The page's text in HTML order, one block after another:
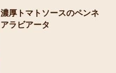
濃厚トマトソースのペンネ
アラビアータ